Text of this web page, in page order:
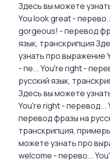
Здесь вы можете
You look great -
gorgeous! - перевод
язык, транскрипция
узнать про выражение
- пе...You're right -
русский язык,
Здесь вы можете
You're right - перевод...
перевод фразы на
транскрипция,
можете узнать про
welcome - перево...